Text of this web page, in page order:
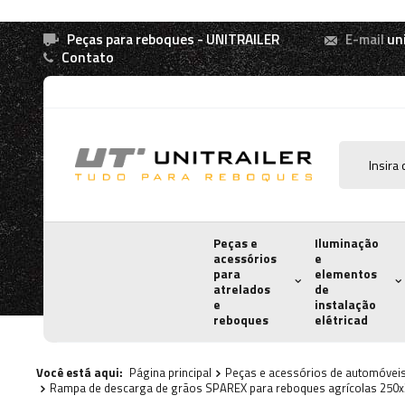
Peças para reboques - UNITRAILER E-mail
Contato
Peças e
acessórios
para
atrelados
e
reboques
Iluminação
e
elementos
de
instalação
elétricad
Você está aqui: Página principal
Peças e acessórios de
Rampa de descarga de grãos SPAREX para reboques agrícolas